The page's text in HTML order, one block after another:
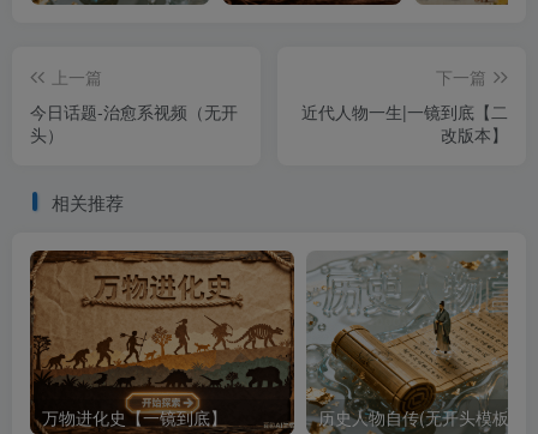
上一篇
今日话题-治愈系视频（无开
头）
下一篇
近代人物一生|一镜到底【二
改版本】
相关推荐
万物进化史【一镜到底】 历史人物自传(无开头模板)